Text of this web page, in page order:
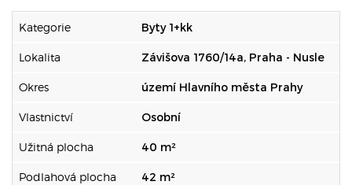
Kategorie Byty 1+kk
Lokalita Závišova 1760/14a, Praha - Nusle
Okres území Hlavního města Prahy
Vlastnictví Osobní
Užitná plocha 40 m²
Podlahová plocha 42 m²